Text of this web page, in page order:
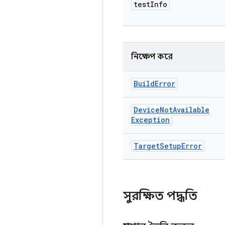
testInfo
নিক্ষেপ করে
BuildError
DeviceNotAvailable
Exception
TargetSetupError
সুরক্ষিত পদ্ধতি